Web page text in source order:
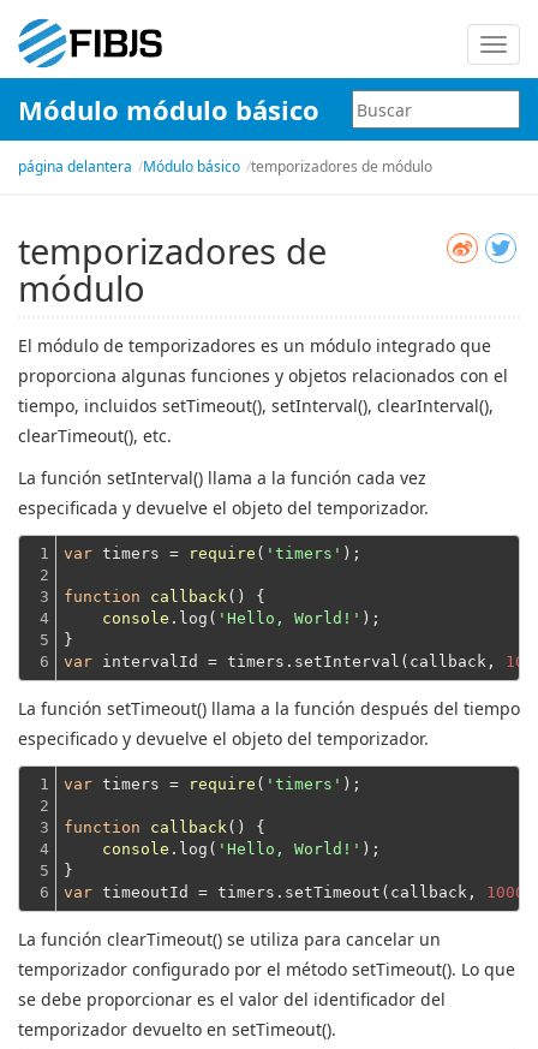
de
Módulo módulo básico
página delantera Módulo básico temporizadores de módulo
temporizadores de
módulo
El módulo de temporizadores es un módulo integrado que
proporciona algunas funciones y objetos relacionados con el
tiempo, incluidos setTimeout(), setInterval(), clearInterval(),
clearTimeout(), etc.
La función setInterval() llama a la función cada vez
especificada y devuelve el objeto del temporizador.
1
2
3
4
5
6
var timers = require ( 'timers' );
function callback( ) {
console .log( 'Hello, World!' );
}
var intervalId = timers.setInterval(callback,
La función setTimeout() llama a la función después del tiempo
especificado y devuelve el objeto del temporizador.
1
2
3
4
5
6
var timers = require ( 'timers' );
function callback( ) {
console .log( 'Hello, World!' );
}
var timeoutId = timers.setTimeout(callback, 1000
La función clearTimeout() se utiliza para cancelar un
temporizador configurado por el método setTimeout(). Lo que
se debe proporcionar es el valor del identificador del
temporizador devuelto en setTimeout().